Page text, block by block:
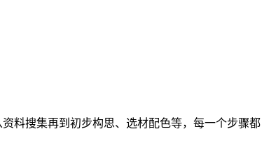
料搜集再到初步构思、选材配色等，每一个步骤都